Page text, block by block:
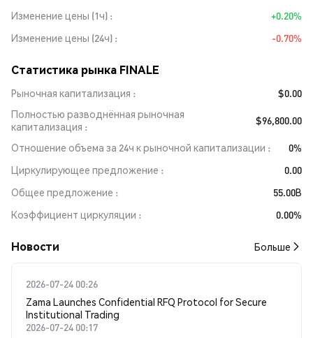
Изменение цены (1ч)
+0.20%
Изменение цены (24ч)
-0.70%
Статистика рынка FINALE
Рыночная капитализация
$0.00
Полностью разводнённая рыночная
капитализация
$96,800.00
Отношение объема за 24ч к рыночной капитализации
0%
Циркулирующее предложение
0.00
Общее предложение
55.00B
Коэффициент циркуляции
0.00%
Новости Больше
2026-07-24 00:26
Zama Launches Confidential RFQ Protocol for Secure
Institutional Trading
2026-07-24 00:17